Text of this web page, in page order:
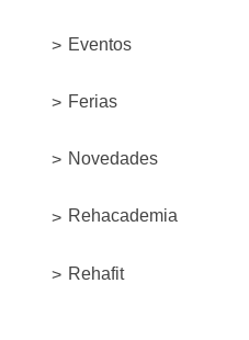
Eventos
Ferias
Novedades
Rehacademia
Rehafit